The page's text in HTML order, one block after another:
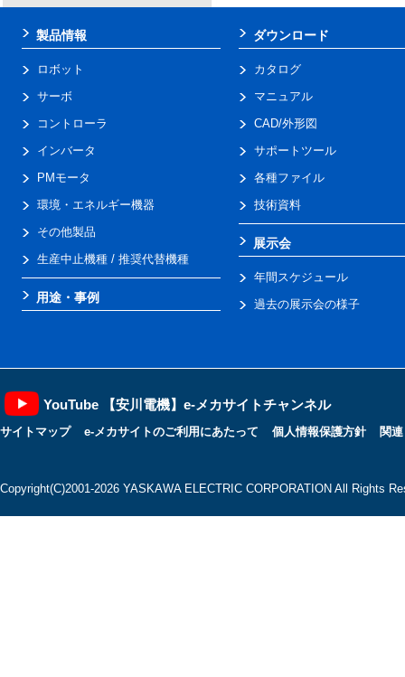
製品情報
ロボット
サーボ
コントローラ
インバータ
PMモータ
環境・エネルギー機器
その他製品
生産中止機種 / 推奨代替機種
用途・事例
ダウンロード
カタログ
マニュアル
CAD/外形図
サポートツール
各種ファイル
技術資料
展示会
年間スケジュール
過去の展示会の様子
YouTube 【安川電機】e-メカサイトチャンネル
サイトマップ e-メカサイトのご利用にあたって 個人情報保護方針 関
Copyright(C)2001‐2026 YASKAWA ELECTRIC CORPORATION All Rights